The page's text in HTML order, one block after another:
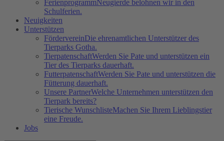
FerienprogrammNeugierde belohnen wir in den
Schulferien.
Neuigkeiten
Unterstützen
FördervereinDie ehrenamtlichen Unterstützer des
Tierparks Gotha.
TierpatenschaftWerden Sie Pate und unterstützen ein
Tier des Tierparks dauerhaft.
FutterpatenschaftWerden Sie Pate und unterstützen die
Fütterung dauerhaft.
Unsere PartnerWelche Unternehmen unterstützen den
Tierpark bereits?
Tierische WunschlisteMachen Sie Ihrem Lieblingstier
eine Freude.
Jobs